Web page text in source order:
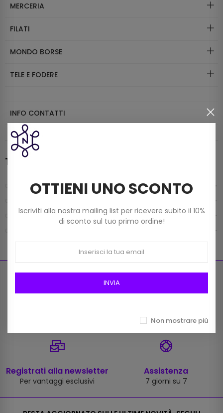
MERCERIA
FILATI
MONDO BORSE
TELE E FODERE
INFO CONTATTI
Tutti i prodotti
FILATI
MONDO BORSE
Carte di credito, PayPal,
Bonifico
Registrati alla newsletter
Per vantaggi esclusivi
Assistenza
7 giorni su 7
OTTIENI UNO SCONTO
Iscriviti alla nostra mailing list per ricevere subito il 10%
di sconto sul tuo primo ordine!
INVIA
Non mostrare più